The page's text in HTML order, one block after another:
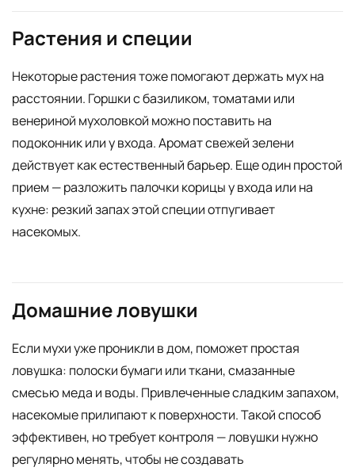
Растения и специи
Некоторые растения тоже помогают держать мух на
расстоянии. Горшки с базиликом, томатами или
венериной мухоловкой можно поставить на
подоконник или у входа. Аромат свежей зелени
действует как естественный барьер. Еще один простой
прием — разложить палочки корицы у входа или на
кухне: резкий запах этой специи отпугивает
насекомых.
Домашние ловушки
Если мухи уже проникли в дом, поможет простая
ловушка: полоски бумаги или ткани, смазанные
смесью меда и воды. Привлеченные сладким запахом,
насекомые прилипают к поверхности. Такой способ
эффективен, но требует контроля — ловушки нужно
регулярно менять, чтобы не создавать